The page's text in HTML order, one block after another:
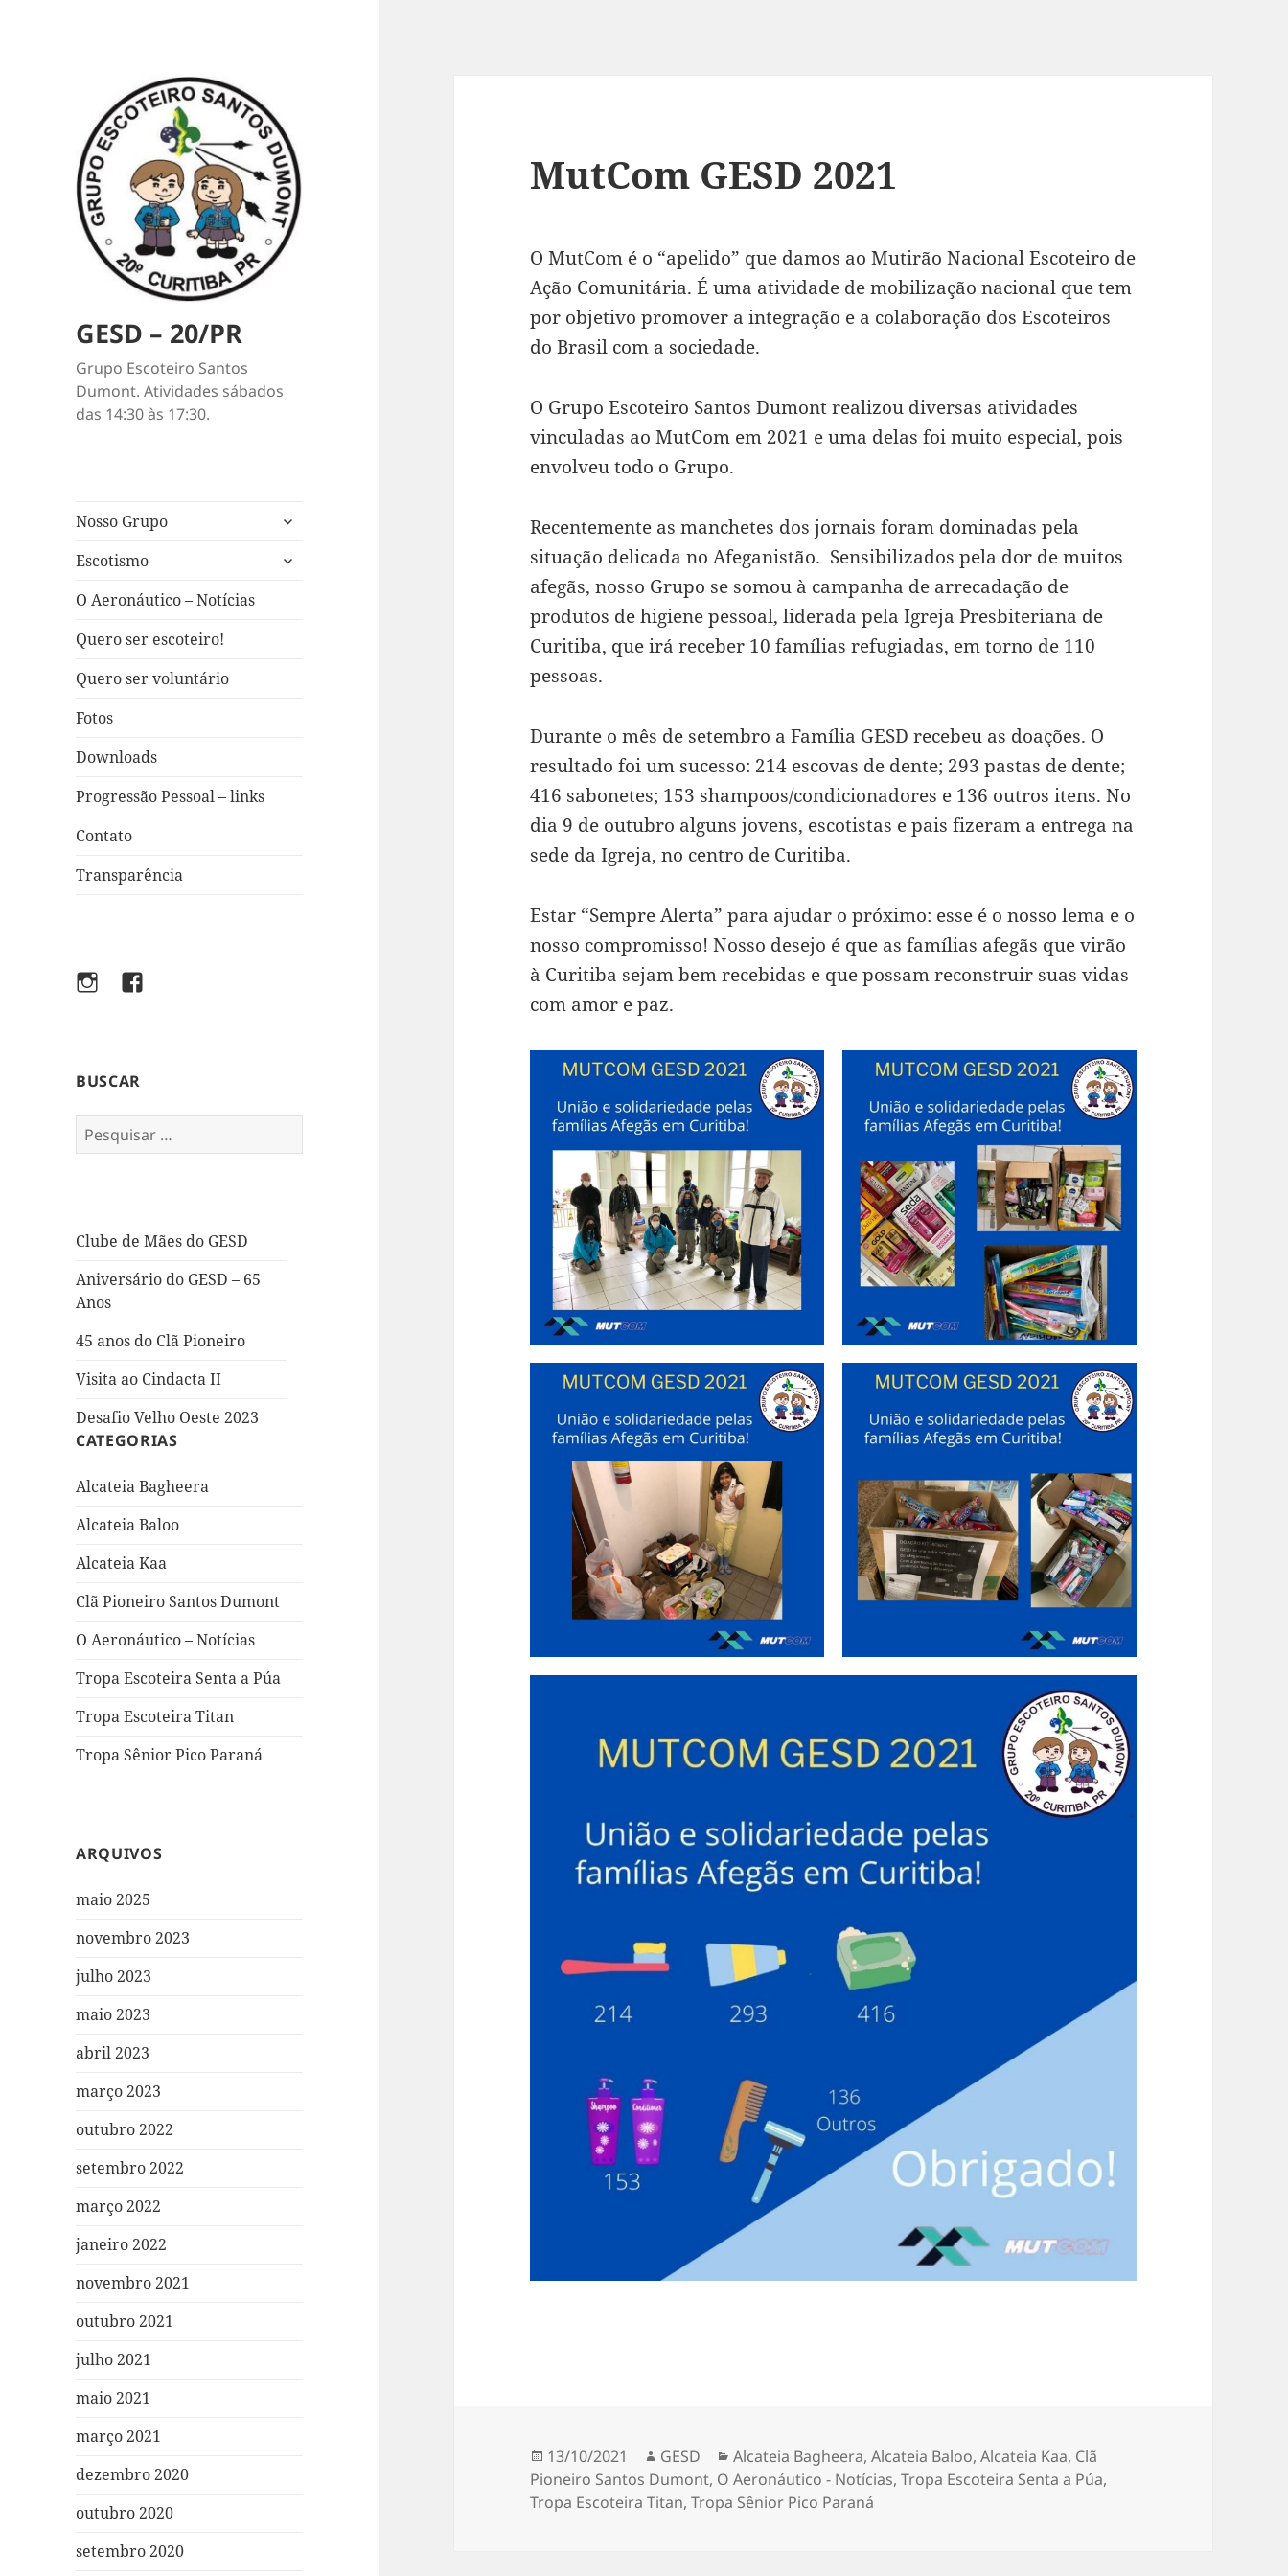
GESD – 20/PR
Grupo Escoteiro Santos
Dumont. Atividades sábados
das 14:30 às 17:30.
Nosso Grupo
expandir
Escotismo
expandir
O Aeronáutico – Notícias
Quero ser escoteiro!
Quero ser voluntário
Fotos
Downloads
Progressão Pessoal – links
Contato
Transparência
InstagramFacebook
BUSCAR
Pesquisar
por:
Clube de Mães do GESD
Aniversário do GESD – 65
Anos
45 anos do Clã Pioneiro
Visita ao Cindacta II
Desafio Velho Oeste 2023
CATEGORIAS
Alcateia Bagheera
Alcateia Baloo
Alcateia Kaa
Clã Pioneiro Santos Dumont
O Aeronáutico – Notícias
Tropa Escoteira Senta a Púa
Tropa Escoteira Titan
Tropa Sênior Pico Paraná
ARQUIVOS
maio 2025
novembro 2023
julho 2023
maio 2023
abril 2023
março 2023
outubro 2022
setembro 2022
março 2022
janeiro 2022
novembro 2021
outubro 2021
julho 2021
maio 2021
março 2021
dezembro 2020
outubro 2020
setembro 2020
MutCom GESD 2021
O MutCom é o “apelido” que damos ao Mutirão Nacional Escoteiro de
Ação Comunitária. É uma atividade de mobilização nacional que tem
por objetivo promover a integração e a colaboração dos Escoteiros
do Brasil com a sociedade.
O Grupo Escoteiro Santos Dumont realizou diversas atividades
vinculadas ao MutCom em 2021 e uma delas foi muito especial, pois
envolveu todo o Grupo.
Recentemente as manchetes dos jornais foram dominadas pela
situação delicada no Afeganistão. Sensibilizados pela dor de muitos
afegãs, nosso Grupo se somou à campanha de arrecadação de
produtos de higiene pessoal, liderada pela Igreja Presbiteriana de
Curitiba, que irá receber 10 famílias refugiadas, em torno de 110
pessoas.
Durante o mês de setembro a Família GESD recebeu as doações. O
resultado foi um sucesso: 214 escovas de dente; 293 pastas de dente;
416 sabonetes; 153 shampoos/condicionadores e 136 outros itens. No
dia 9 de outubro alguns jovens, escotistas e pais fizeram a entrega na
sede da Igreja, no centro de Curitiba.
Estar “Sempre Alerta” para ajudar o próximo: esse é o nosso lema e o
nosso compromisso! Nosso desejo é que as famílias afegãs que virão
à Curitiba sejam bem recebidas e que possam reconstruir suas vidas
com amor e paz.
Publicado
em
13/10/2021 Autor
GESD Categorias
Alcateia Bagheera,Alcateia Baloo,Alcateia Kaa, Clã
Pioneiro Santos Dumont, O Aeronáutico - Notícias,Tropa Escoteira Senta a Púa,
Tropa Escoteira Titan,Tropa Sênior Pico Paraná